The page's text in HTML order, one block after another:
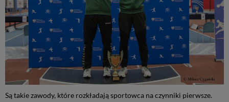
Są takie zawody, które rozkładają sportowca na czynniki pierwsze.